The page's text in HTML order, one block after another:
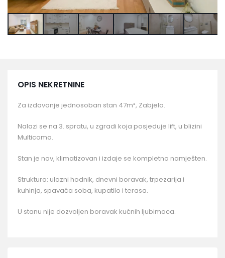
OPIS NEKRETNINE
Za izdavanje jednosoban stan 47m², Zabjelo.
Nalazi se na 3. spratu, u zgradi koja posjeduje lift, u blizini
Multicoma.
Stan je nov, klimatizovan i izdaje se kompletno namješten.
Struktura: ulazni hodnik, dnevni boravak, trpezarija i
kuhinja, spavaća soba, kupatilo i terasa.
U stanu nije dozvoljen boravak kućnih ljubimaca.